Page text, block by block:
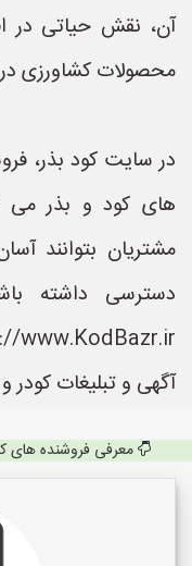
آن، نقش حیاتی در
محصولات کشاورزی در
در سایت کود بذر،
های کود و بذر می
مشتریان بتوانند
دسترسی داشته
آگهی و تبلیغات کودر
معرفی فروشنده های